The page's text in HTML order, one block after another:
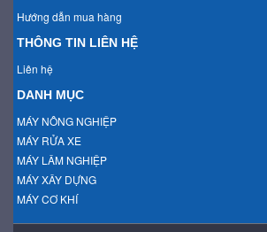
Hướng dẫn mua hàng
THÔNG TIN LIÊN HỆ
Liên hệ
DANH MỤC
MÁY NÔNG NGHIỆP
MÁY RỬA XE
MÁY LÂM NGHIỆP
MÁY XÂY DỰNG
MÁY CƠ KHÍ